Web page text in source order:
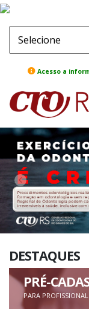
Acesso a
ComeBack
DESTAQUES
PRÉ-
PARA